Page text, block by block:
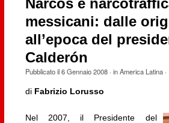
Narcos e
messicani: dalle
all’epoca del
Calderón
Pubblicato il6 Gennaio 2008· inAmerica Latina·
di Fabrizio Lorusso
Nel 2007, il Presidente del